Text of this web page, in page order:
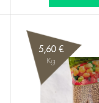
5,60 €
Kg